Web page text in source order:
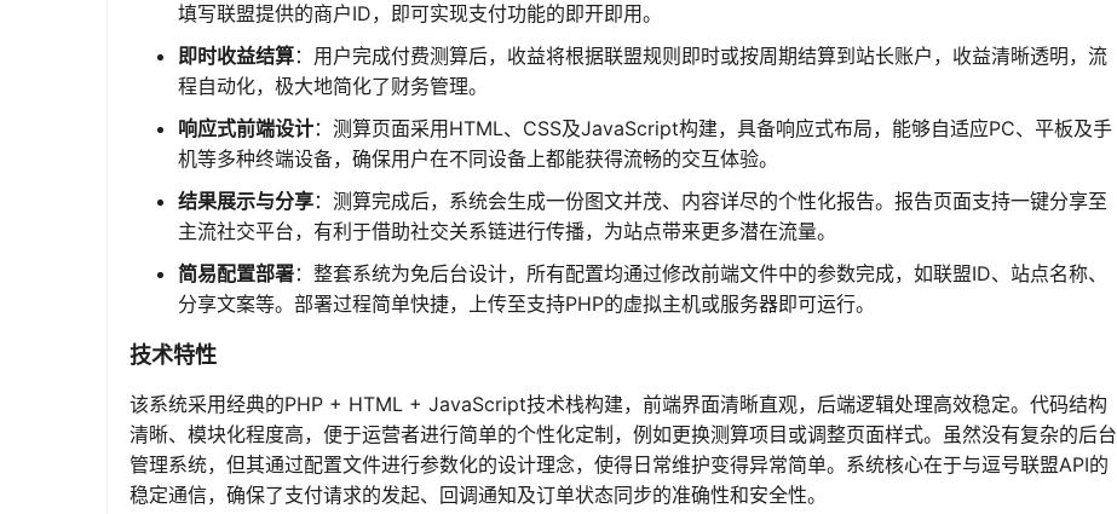
填写联盟提供的商户ID，即可实现支付功能的即开即用。
即时收益结算：用户完成付费测算后，收益将根据联盟规则即时或按周期结算到站长账户，收益清晰透明，流
程自动化，极大地简化了财务管理。
响应式前端设计：测算页面采用HTML、CSS及JavaScript构建，具备响应式布局，能够自适应PC、平板及手
机等多种终端设备，确保用户在不同设备上都能获得流畅的交互体验。
结果展示与分享：测算完成后，系统会生成一份图文并茂、内容详尽的个性化报告。报告页面支持一键分享至
主流社交平台，有利于借助社交关系链进行传播，为站点带来更多潜在流量。
简易配置部署：整套系统为免后台设计，所有配置均通过修改前端文件中的参数完成，如联盟ID、站点名称、
分享文案等。部署过程简单快捷，上传至支持PHP的虚拟主机或服务器即可运行。
技术特性
该系统采用经典的PHP + HTML + JavaScript技术栈构建，前端界面清晰直观，后端逻辑处理高效稳定。代码结构
清晰、模块化程度高，便于运营者进行简单的个性化定制，例如更换测算项目或调整页面样式。虽然没有复杂的后台
管理系统，但其通过配置文件进行参数化的设计理念，使得日常维护变得异常简单。系统核心在于与逗号联盟API的
稳定通信，确保了支付请求的发起、回调通知及订单状态同步的准确性和安全性。